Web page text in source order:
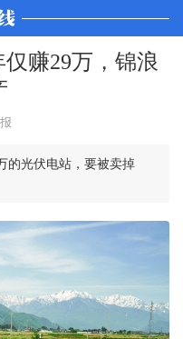
赚29万，锦浪
的光伏电站，要被卖掉